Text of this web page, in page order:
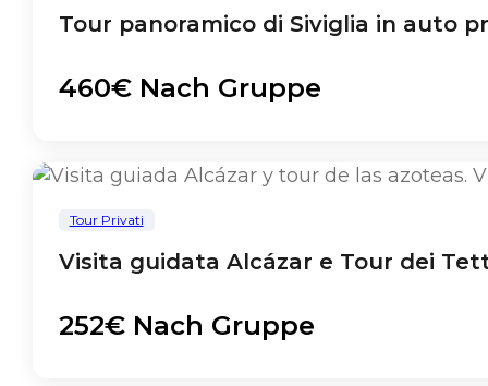
Tour panoramico di Siviglia in auto
460€ Nach Gruppe
Tour Privati
Visita guidata Alcázar e Tour dei
252€ Nach Gruppe